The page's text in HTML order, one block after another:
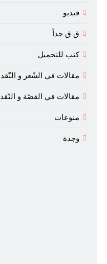
فيديو
ق ق جداً
كتب للتحميل
مقالات في الشّعر و النّقد
مقالات في القصّة و النّقد
منوعات
وجدة